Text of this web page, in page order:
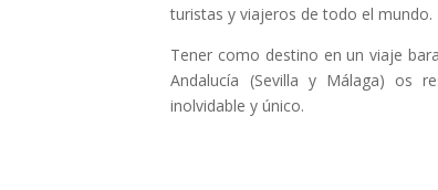
turistas y viajeros de todo el mundo.
Tener como destino en un viaje
Andalucía (Sevilla y Málaga) os
inolvidable y único.